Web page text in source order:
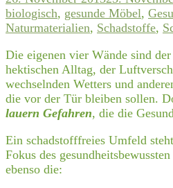
biologisch, gesunde Möbel,
Naturmaterialien, Schadstoffe,
Die eigenen vier Wände sind
hektischen Alltag, der
wechselnden Wetters und
die vor der Tür bleiben sollen.
lauern Gefahren, die die
Ein schadstofffreies Umfeld
Fokus des
ebenso die: